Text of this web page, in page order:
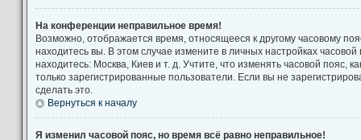
На конференции неправильное время!
Возможно, отображается время, относящееся к другому часовому
находитесь вы. В этом случае измените в личных настройках часовой
находитесь: Москва, Киев и т. д. Учтите, что изменять часовой пояс,
только зарегистрированные пользователи. Если вы не
сделать это.
Вернуться к началу
Я изменил часовой пояс, но время всё равно неправильное!